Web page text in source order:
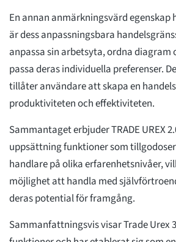
En annan anmärkningsvärd egenskap
är dess anpassningsbara
anpassa sin arbetsyta, ordna
passa deras individuella preferenser.
tillåter användare att skapa en
produktiviteten och effektiviteten.
Sammantaget erbjuder TRADE UREX
uppsättning funktioner som
handlare på olika erfarenhetsnivåer,
möjlighet att handla med
deras potential för framgång.
Sammanfattningsvis visar Trade Urex